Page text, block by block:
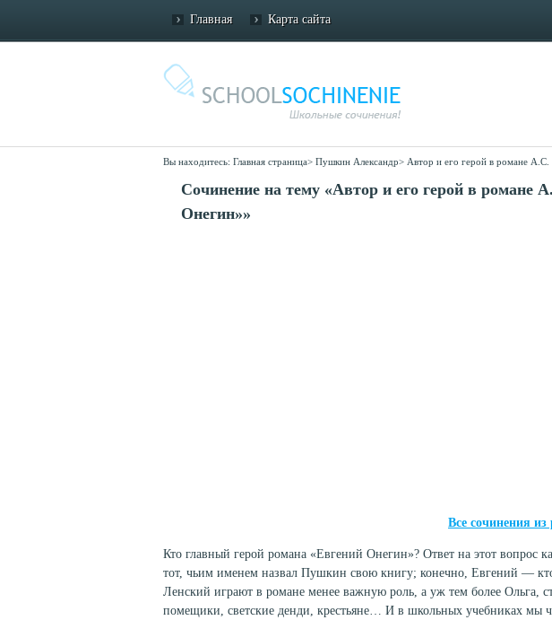
Главная Карта сайта
Вы находитесь: Главная страница> Пушкин Александр> Автор и его герой в романе
Сочинение на тему «Автор и его герой в романе
Онегин»»
Все сочинения
Кто главный герой романа «Евгений Онегин»? Ответ на этот вопрос
тот, чьим именем назвал Пушкин свою книгу; конечно, Евгений —
Ленский играют в романе менее важную роль, а уж тем более Ольга,
помещики, светские денди, крестьяне… И в школьных учебниках мы